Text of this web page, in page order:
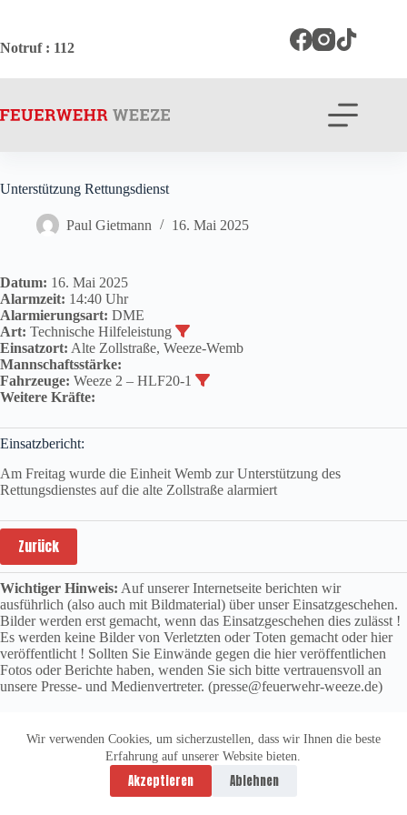
springen
Wir verwenden Cookies, um sicherzustellen, dass wir Ihnen die beste
Erfahrung auf unserer Website bieten.
Akzeptieren Ablehnen
Notruf: 112
Unterstützung Rettungsdienst
Paul Gietmann 16. Mai 2025
Datum: 16. Mai 2025
Alarmzeit: 14:40 Uhr
Alarmierungsart: DME
Art: Technische Hilfeleistung
Einsatzort: Alte Zollstraße, Weeze-Wemb
Mannschaftsstärke:
Fahrzeuge: Weeze 2 – HLF20-1
Weitere Kräfte:
Einsatzbericht:
Am Freitag wurde die Einheit Wemb zur Unterstützung des
Rettungsdienstes auf die alte Zollstraße alarmiert
Zurück
Wichtiger Hinweis: Auf unserer Internetseite berichten wir
ausführlich (also auch mit Bildmaterial) über unser Einsatzgeschehen.
Bilder werden erst gemacht, wenn das Einsatzgeschehen dies zulässt !
Es werden keine Bilder von Verletzten oder Toten gemacht oder hier
veröffentlicht ! Sollten Sie Einwände gegen die hier veröffentlichen
Fotos oder Berichte haben, wenden Sie sich bitte vertrauensvoll an
unsere Presse- und Medienvertreter. (presse@feuerwehr-weeze.de)
Datenschutzerklärung
Impressum
Copyright © 2026 -
vitolution